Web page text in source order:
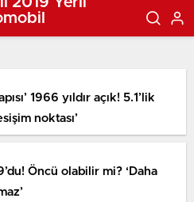
1966 yıldır açık! 5.1’lik
noktası’
Öncü olabilir mi? ‘Daha